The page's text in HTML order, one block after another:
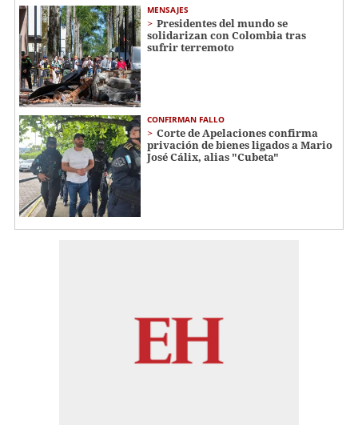
MENSAJES
Presidentes del mundo se
solidarizan con Colombia tras
sufrir terremoto
CONFIRMAN FALLO
Corte de Apelaciones confirma
privación de bienes ligados a Mario
José Cálix, alias "Cubeta"